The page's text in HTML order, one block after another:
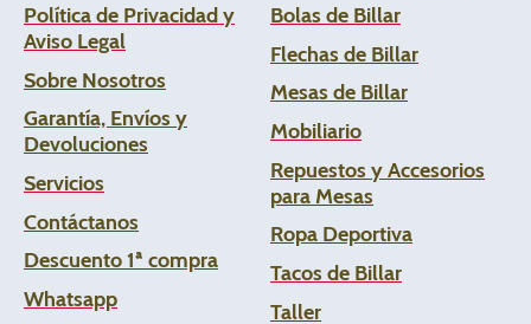
Política de Privacidad y
Aviso Legal
Sobre Nosotros
Garantía, Envíos y
Devoluciones
Servicios
Contáctanos
Descuento 1ª compra
Whatsapp
Bolas de Billar
Flechas de Billar
Mesas de Billar
Mobiliario
Repuestos y Accesorios
para Mesas
Ropa Deportiva
Tacos de Billar
Taller